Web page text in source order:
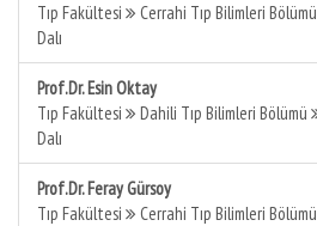
Tıp Fakültesi
Cerrahi Tıp Bilimleri Bölümü
Dalı
Prof.Dr. Esin Oktay
Tıp Fakültesi
Dahili Tıp Bilimleri Bölümü
Dalı
Prof.Dr. Feray Gürsoy
Tıp Fakültesi
Cerrahi Tıp Bilimleri Bölümü